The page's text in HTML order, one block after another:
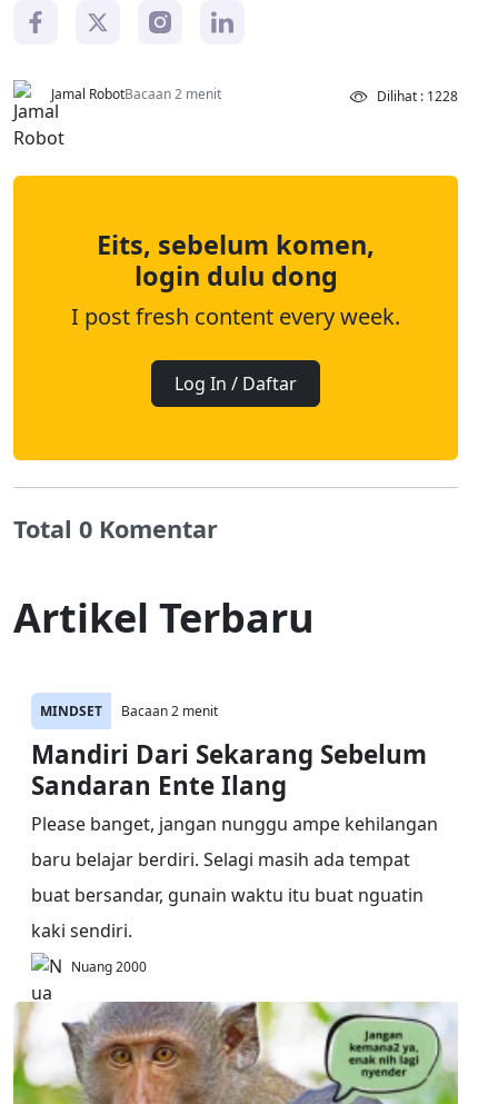
Jamal RobotBacaan 2 menit Dilihat : 1228
Eits, sebelum komen,
login dulu dong
I post fresh content every week.
Log In / Daftar
Total 0 Komentar
Artikel Terbaru
MINDSET Bacaan 2 menit
Mandiri Dari Sekarang Sebelum
Sandaran Ente Ilang
Please banget, jangan nunggu ampe kehilangan
baru belajar berdiri. Selagi masih ada tempat
buat bersandar, gunain waktu itu buat nguatin
kaki sendiri.
Nuang 2000